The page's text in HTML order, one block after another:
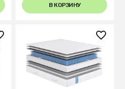
В КОРЗИНУ